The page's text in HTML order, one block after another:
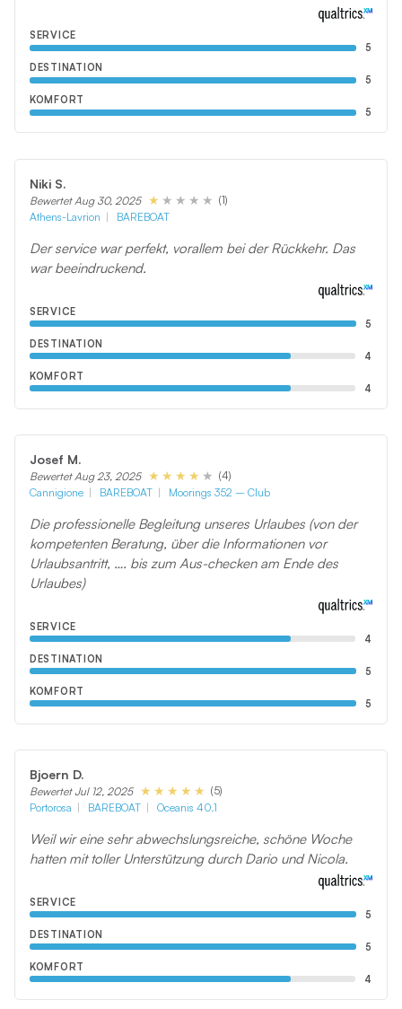
SERVICE
5
DESTINATION
5
KOMFORT
5
Niki S.
Bewertet Aug 30, 2025
(1)
Athens-Lavrion
BAREBOAT
Der service war perfekt, vorallem bei der Rückkehr. Das
war beeindruckend.
SERVICE
5
DESTINATION
4
KOMFORT
4
Josef M.
Bewertet Aug 23, 2025
(4)
Cannigione
BAREBOAT Moorings 352 – Club
Die professionelle Begleitung unseres Urlaubes (von der
kompetenten Beratung, über die Informationen vor
Urlaubsantritt, …. bis zum Aus-checken am Ende des
Urlaubes)
SERVICE
4
DESTINATION
5
KOMFORT
5
Bjoern D.
Bewertet Jul 12, 2025
(5)
Portorosa
BAREBOAT Oceanis 40.1
Weil wir eine sehr abwechslungsreiche, schöne Woche
hatten mit toller Unterstützung durch Dario und Nicola.
SERVICE
5
DESTINATION
5
KOMFORT
4